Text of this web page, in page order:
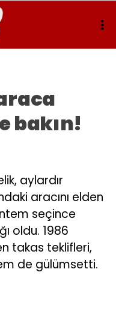
bakın!
aylardır
aracını elden
seçince
oldu. 1986
takas teklifleri,
de gülümsetti.